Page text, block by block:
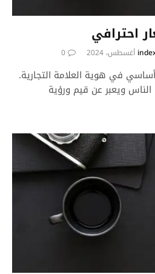
احترافي
0
في هوية العلامة التجارية.
ويعبر عن قيم ورؤية